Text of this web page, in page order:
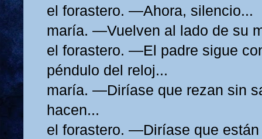
el forastero. —Ahora, silencio...
maría. —Vuelven al lado de su
el forastero. —El padre sigue
péndulo del reloj...
maría. —Diríase que rezan sin
hacen...
el forastero. —Diríase que